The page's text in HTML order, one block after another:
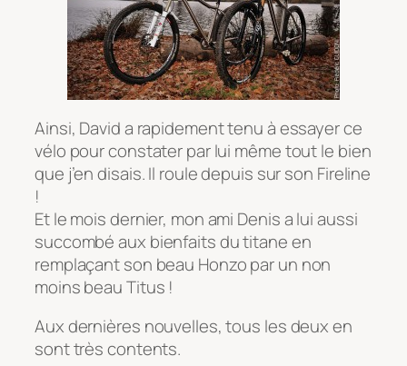
Ainsi, David a rapidement tenu à essayer ce
vélo pour constater par lui même tout le bien
que j’en disais. Il roule depuis surson Fireline
!
Et le mois dernier, mon ami Denis a lui aussi
succombé aux bienfaits du titane en
remplaçant son beau Honzo par un non
moins beau Titus !
Aux dernières nouvelles, tous les deux en
sont très contents.